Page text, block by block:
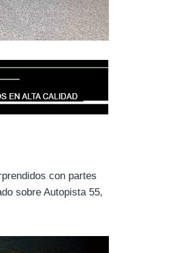
con partes
sobre Autopista 55,